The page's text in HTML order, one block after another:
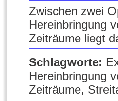
Zwischen zwei
Hereinbringung
Zeiträume liegt
Schlagworte:
Hereinbringung
Zeiträume,